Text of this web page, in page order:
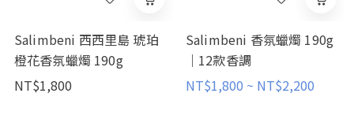
Salimbeni 西西里島 琥珀
橙花香氛蠟燭 190g
NT$1,800
Salimbeni 香氛蠟燭 190g
｜12款香調
NT$1,800 ~ NT$2,200